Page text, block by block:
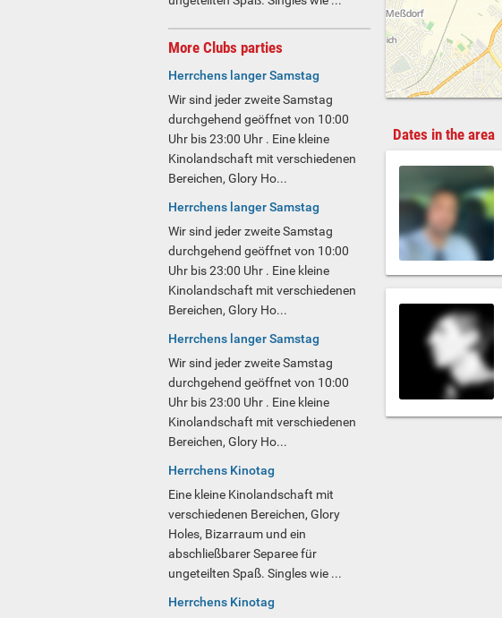
Dates in the area
More Clubs parties
Herrchens langer Samstag
Wir sind jeder zweite Samstag
durchgehend geöffnet von 10:00
Uhr bis 23:00 Uhr . Eine kleine
Kinolandschaft mit verschiedenen
Bereichen, Glory Ho...
Herrchens langer Samstag
Wir sind jeder zweite Samstag
durchgehend geöffnet von 10:00
Uhr bis 23:00 Uhr . Eine kleine
Kinolandschaft mit verschiedenen
Bereichen, Glory Ho...
Herrchens langer Samstag
Wir sind jeder zweite Samstag
durchgehend geöffnet von 10:00
Uhr bis 23:00 Uhr . Eine kleine
Kinolandschaft mit verschiedenen
Bereichen, Glory Ho...
Herrchens Kinotag
Eine kleine Kinolandschaft mit
verschiedenen Bereichen, Glory
Holes, Bizarraum und ein
abschließbarer Separee für
ungeteilten Spaß. Singles wie ...
Herrchens Kinotag